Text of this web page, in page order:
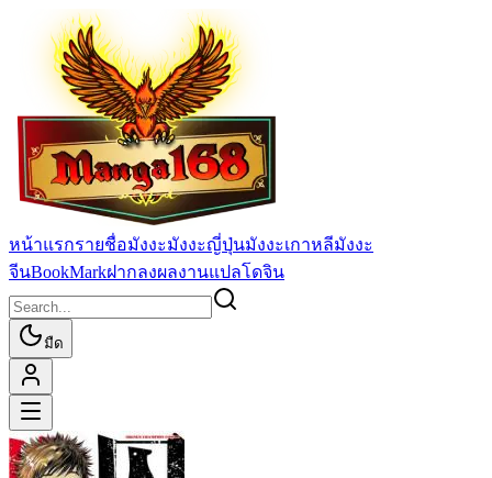
หน้าแรกรายชื่อมังงะมังงะญี่ปุ่นมังงะเกาหลีมังงะ
จีนBookMarkฝากลงผลงานแปลโดจิน
มืด